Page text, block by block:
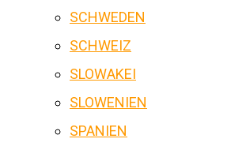
SCHWEDEN
SCHWEIZ
SLOWAKEI
SLOWENIEN
SPANIEN